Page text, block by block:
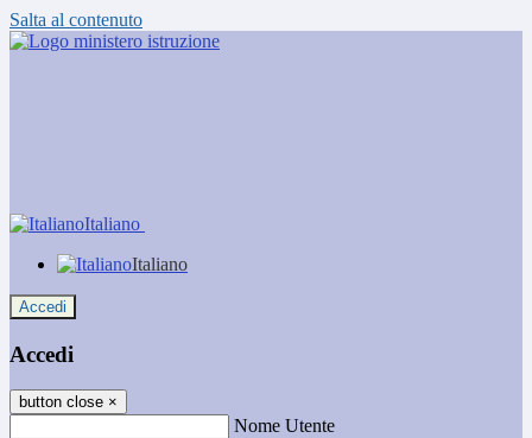
Salta al contenuto
Italiano
Italiano
Accedi
Accedi
button close ×
Nome Utente